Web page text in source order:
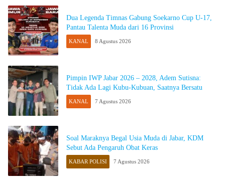
Dua Legenda Timnas Gabung Soekarno Cup U-17,
Pantau Talenta Muda dari 16 Provinsi
KANAL 8 Agustus 2026
Pimpin IWP Jabar 2026 – 2028, Adem Sutisna:
Tidak Ada Lagi Kubu-Kubuan, Saatnya Bersatu
KANAL 7 Agustus 2026
Soal Maraknya Begal Usia Muda di Jabar, KDM
Sebut Ada Pengaruh Obat Keras
KABAR POLISI 7 Agustus 2026